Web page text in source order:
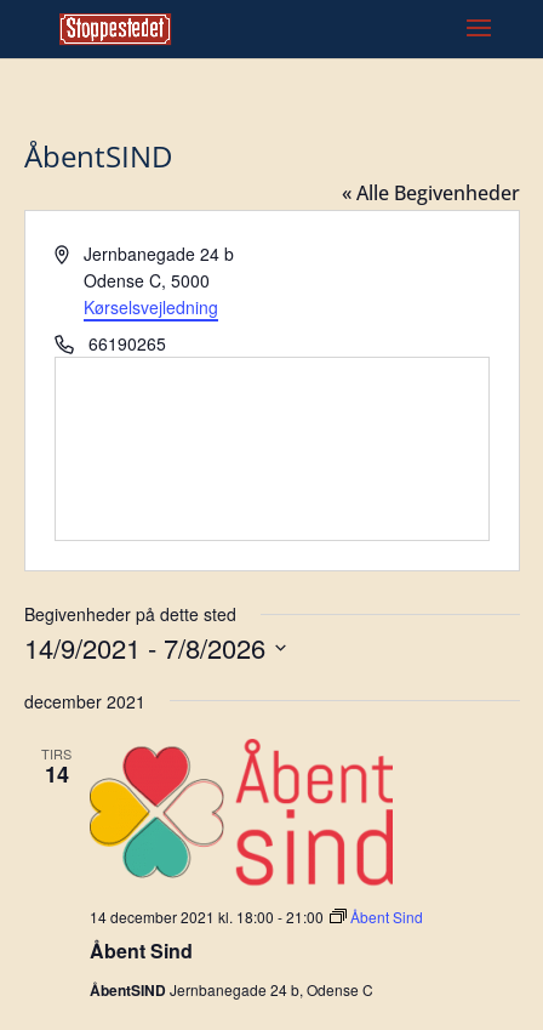
ÅbentSIND
« Alle Begivenheder
AdresseJernbanegade 24 b
Odense C, 5000
Kørselsvejledning
Tlf. 66190265
Begivenheder på dette sted
14/9/2021 - 7/8/2026
dato.
december 2021
TIRS
14
Åbent Sind
14 december 2021 kl. 18:00 -21:00 Åbent Sind
ÅbentSINDJernbanegade 24 b, Odense C